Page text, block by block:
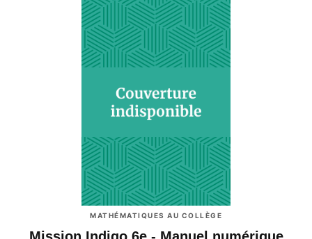
MATHÉMATIQUES AU COLLÈGE